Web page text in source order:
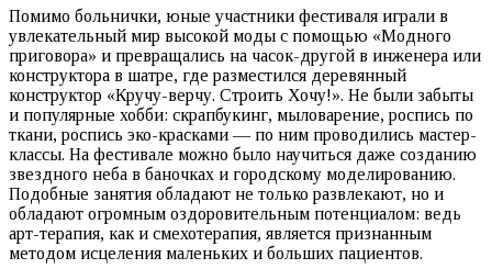
Помимо больнички, юные участники фестиваля играли в
увлекательный мир высокой моды с помощью «Модного
приговора» и превращались на часок-другой в инженера или
конструктора в шатре, где разместился деревянный
конструктор «Кручу-верчу. Строить Хочу!». Не были забыты
и популярные хобби: скрапбукинг, мыловарение, роспись по
ткани, роспись эко-красками — по ним проводились мастер-
классы. На фестивале можно было научиться даже созданию
звездного неба в баночках и городскому моделированию.
Подобные занятия обладают не только развлекают, но и
обладают огромным оздоровительным потенциалом: ведь
арт-терапия, как и смехотерапия, является признанным
методом исцеления маленьких и больших пациентов.